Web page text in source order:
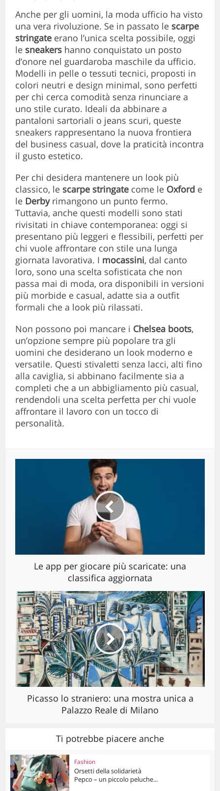
Anche per gli uomini, la moda ufficio ha visto
una vera rivoluzione. Se in passato le scarpe
stringate erano l’unica scelta possibile, oggi
le sneakers hanno conquistato un posto
d’onore nel guardaroba maschile da ufficio.
Modelli in pelle o tessuti tecnici, proposti in
colori neutri e design minimal, sono perfetti
per chi cerca comodità senza rinunciare a
uno stile curato. Ideali da abbinare a
pantaloni sartoriali o jeans scuri, queste
sneakers rappresentano la nuova frontiera
del business casual, dove la praticità incontra
il gusto estetico.
Per chi desidera mantenere un look più
classico, le scarpe stringate come le Oxford e
le Derbyrimangono un punto fermo.
Tuttavia, anche questi modelli sono stati
rivisitati in chiave contemporanea: oggi si
presentano più leggeri e flessibili, perfetti per
chi vuole affrontare con stile una lunga
giornata lavorativa. I mocassini, dal canto
loro, sono una scelta sofisticata che non
passa mai di moda, ora disponibili in versioni
più morbide e casual, adatte sia a outfit
formali che a look più rilassati.
Non possono poi mancare i Chelsea boots,
un’opzione sempre più popolare tra gli
uomini che desiderano un look moderno e
versatile. Questi stivaletti senza lacci, alti fino
alla caviglia, si abbinano facilmente sia a
completi che a un abbigliamento più casual,
rendendoli una scelta perfetta per chi vuole
affrontare il lavoro con un tocco di
personalità.
Le app per giocare più scaricate: una
classifica aggiornata
Picasso lo straniero: una mostra unica a
Palazzo Reale di Milano
Ti potrebbe piacere anche
Fashion
Orsetti della solidarietà
Pepco – un piccolo peluche...